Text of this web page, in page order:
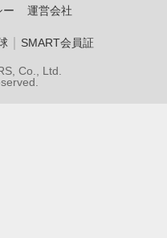
ー
運営会社
｜ SMART会員証
Co., Ltd.